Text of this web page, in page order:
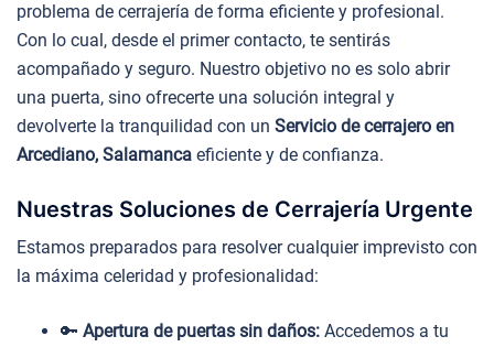
problema de cerrajería de forma eficiente y profesional.
Con lo cual, desde el primer contacto, te sentirás
acompañado y seguro. Nuestro objetivo no es solo abrir
una puerta, sino ofrecerte una solución integral y
devolverte la tranquilidad con un Servicio de cerrajero en
Arcediano, Salamanca eficiente y de confianza.
Nuestras Soluciones de Cerrajería Urgente
Estamos preparados para resolver cualquier imprevisto con
la máxima celeridad y profesionalidad:
🔑 Apertura de puertas sin daños: Accedemos a tu